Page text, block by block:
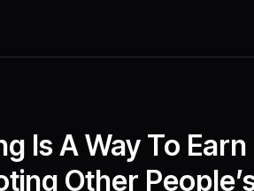
Is A Way To Earn
Other